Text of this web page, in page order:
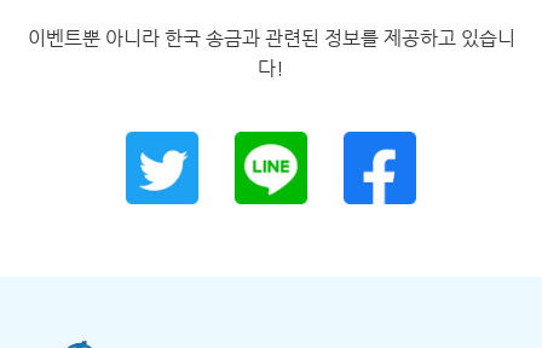
이벤트뿐 아니라 한국 송금과 관련된 정보를 제공하고 있습니
다!